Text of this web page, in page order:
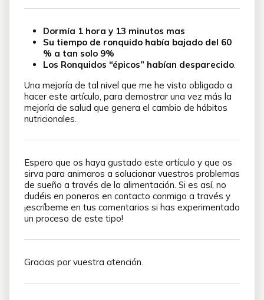
Dormía 1 hora y 13 minutos mas
Su tiempo de ronquido había bajado del 60
% a tan solo 9%
Los Ronquidos “épicos” habían desparecido.
Una mejoría de tal nivel que me he visto obligado a
hacer este artículo, para demostrar una vez más la
mejoría de salud que genera el cambio de hábitos
nutricionales.
Espero que os haya gustado este artículo y que os
sirva para animaros a solucionar vuestros problemas
de sueño a través de la alimentación. Si es así, no
dudéis en poneros en contacto conmigo a través y
¡escríbeme en tus comentarios si has experimentado
un proceso de este tipo!
Gracias por vuestra atención.